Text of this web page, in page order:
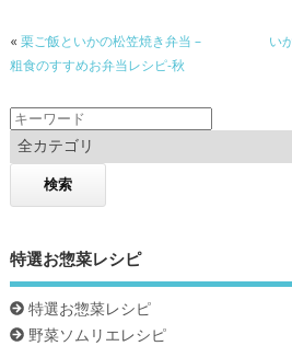
o
o
k
« 栗ご飯といかの松笠焼き弁当 –
粗食のすすめお弁当レシピ-秋
い
特選お惣菜レシピ
特選お惣菜レシピ
野菜ソムリエレシピ